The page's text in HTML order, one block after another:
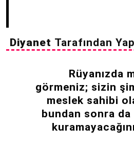
Diyanet Tarafından
Rüyanızda
görmeniz; sizin
meslek sahibi
bundan sonra